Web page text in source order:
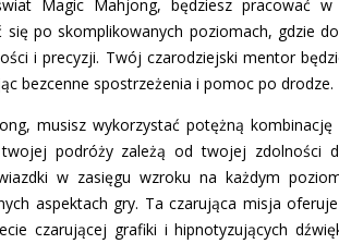
Magic Mahjong, będziesz pracować
po skomplikowanych poziomach, gdzie
i precyzji. Twój czarodziejski mentor
bezcenne spostrzeżenia i pomoc po drodze.
musisz wykorzystać potężną kombinację
podróży zależą od twojej zdolności
w zasięgu wzroku na każdym
aspektach gry. Ta czarująca misja
czarującej grafiki i hipnotyzujących